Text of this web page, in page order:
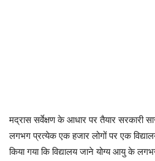
मद्रास सर्वेक्षण के आधार पर तैयार सरकारी
लगभग प्रत्येक एक हजार लोगों पर एक
किया गया कि विद्यालय जाने योग्य आयु के